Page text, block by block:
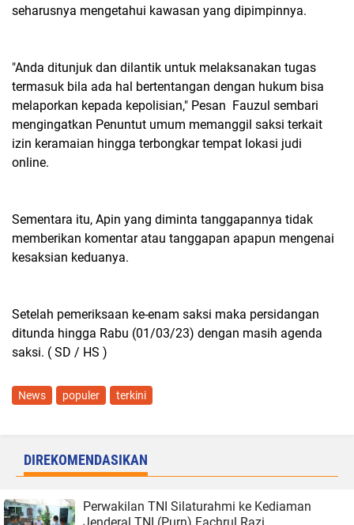
seharusnya mengetahui kawasan yang dipimpinnya.
"Anda ditunjuk dan dilantik untuk melaksanakan tugas
termasuk bila ada hal bertentangan dengan hukum bisa
melaporkan kepada kepolisian," Pesan Fauzul sembari
mengingatkan Penuntut umum memanggil saksi terkait
izin keramaian hingga terbongkar tempat lokasi judi
online.
Sementara itu, Apin yang diminta tanggapannya tidak
memberikan komentar atau tanggapan apapun mengenai
kesaksian keduanya.
Setelah pemeriksaan ke-enam saksi maka persidangan
ditunda hingga Rabu (01/03/23) dengan masih agenda
saksi. ( SD / HS )
News populer terkini
DIREKOMENDASIKAN
Perwakilan TNI Silaturahmi ke Kediaman